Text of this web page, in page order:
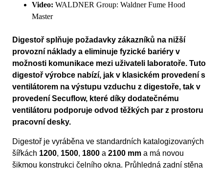
Video: WALDNER Group: Waldner Fume Hood
Master
Digestoř splňuje požadavky zákazníků na nižší
provozní náklady a eliminuje fyzické bariéry v
možnosti komunikace mezi uživateli laboratoře. Tuto
digestoř výrobce nabízí, jak v klasickém provedení s
ventilátorem na výstupu vzduchu z digestoře, tak v
provedení Secuflow, které díky dodatečnému
ventilátoru podporuje odvod těžkých par z prostoru
pracovní desky.
Digestoř je vyráběna ve standardních katalogizovaných
šířkách 1200, 1500, 1800 a 2100 mm a má novou
šikmou konstrukci čelního okna. Průhledná zadní stěna